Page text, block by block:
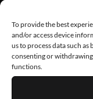
To provide the best
and/or access device
us to process data such
consenting or
functions.
FUNCTIONAL